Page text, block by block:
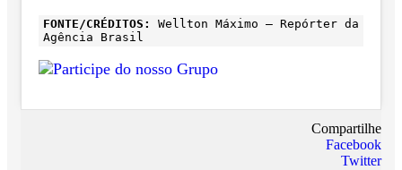
FONTE/CRÉDITOS:
Wellton Máximo – Repórter da
Agência Brasil
Compartilhe
Facebook
Twitter